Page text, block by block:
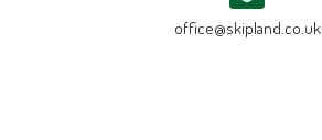
office@skipland.co.uk